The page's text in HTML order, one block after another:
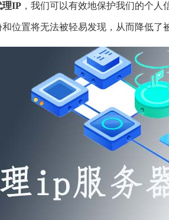
理IP ，我们可以有效地保护我们的个
位置将无法被轻易发现，从而降低了